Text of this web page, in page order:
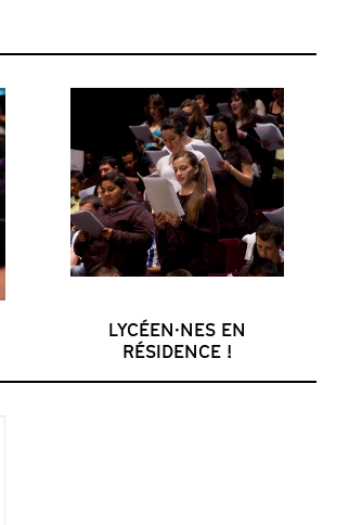
LYCÉEN·NES EN
RÉSIDENCE !